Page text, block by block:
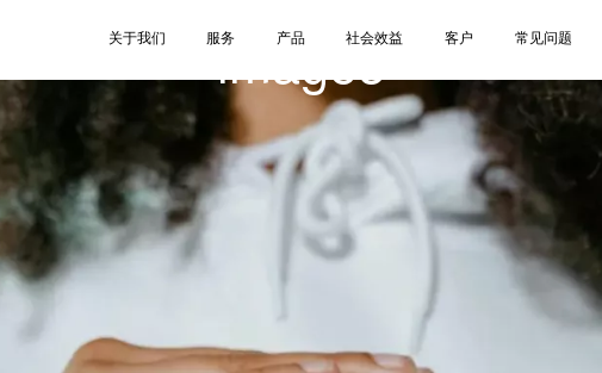
关于我们 服务 产品 社会效益 客户 常见问题
image5